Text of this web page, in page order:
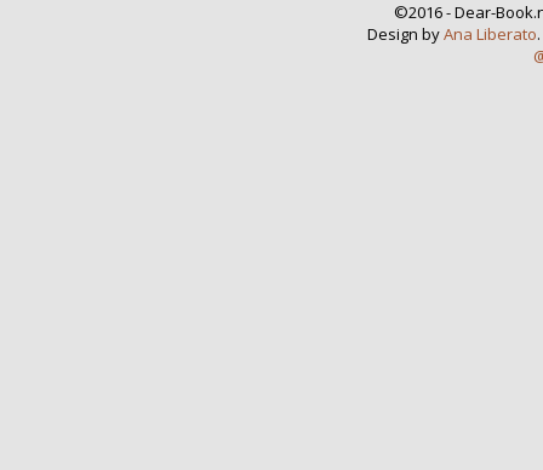
©2016 - Dear-
Design byAna Liberato